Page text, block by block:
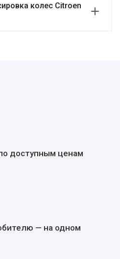
колес Citroen
доступным ценам
— на одном